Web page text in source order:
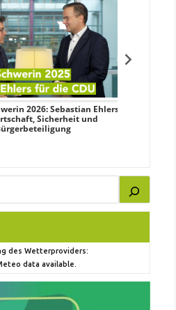
2026: Sebastian Ehlers
Sicherheit und
des Wetterproviders:
data available.